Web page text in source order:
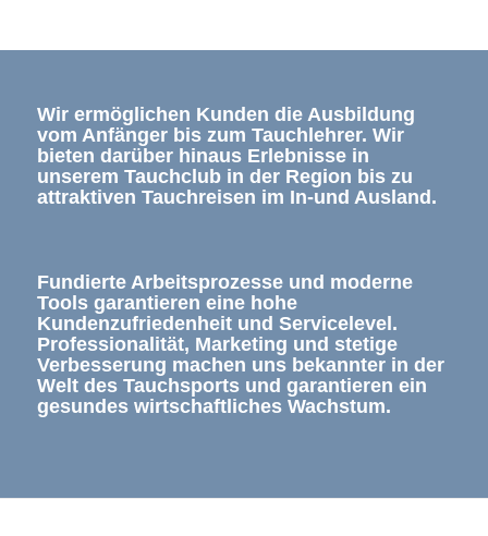
Wir ermöglichen Kunden die Ausbildung
vom Anfänger bis zum Tauchlehrer. Wir
bieten darüber hinaus Erlebnisse in
unserem Tauchclub in der Region bis zu
attraktiven Tauchreisen im In-und Ausland.
Fundierte Arbeitsprozesse und moderne
Tools garantieren eine hohe
Kundenzufriedenheit und Servicelevel.
Professionalität, Marketing und stetige
Verbesserung machen uns bekannter in der
Welt des Tauchsports und garantieren ein
gesundes wirtschaftliches Wachstum.